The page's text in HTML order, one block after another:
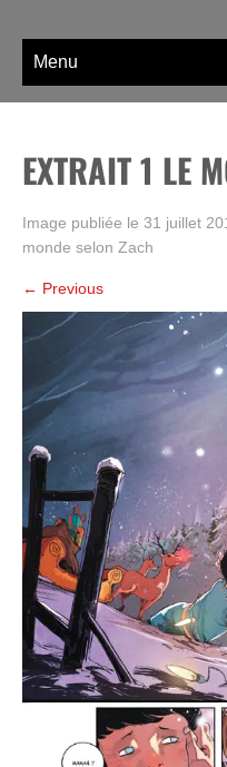
contentMenu
EXTRAIT 1 LE
Image publiée le 31 juillet
monde selon Zach
← Previous